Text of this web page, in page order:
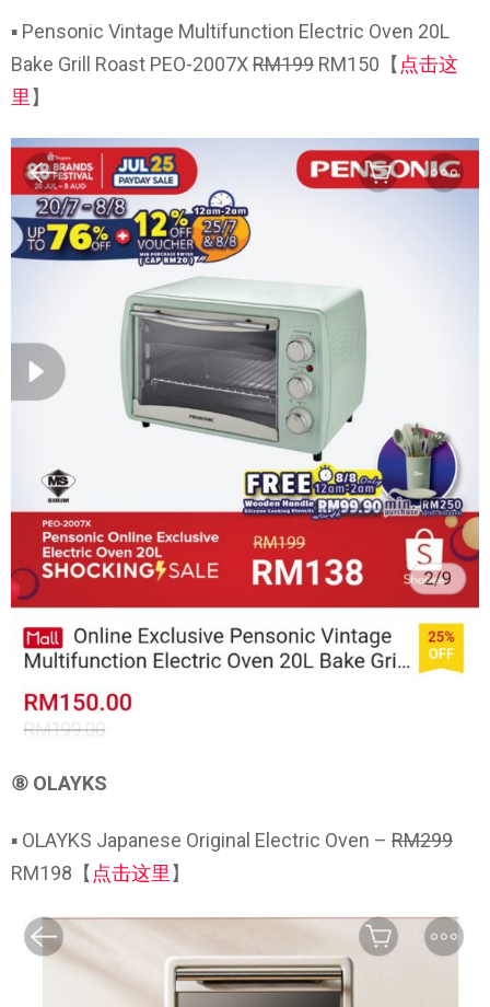
▪ Pensonic Vintage Multifunction Electric Oven 20L
Bake Grill Roast PEO-2007XRM199 RM150【点击这
里】
⑧ OLAYKS
▪ OLAYKS Japanese Original Electric Oven – RM299
RM198【 点击这里 】